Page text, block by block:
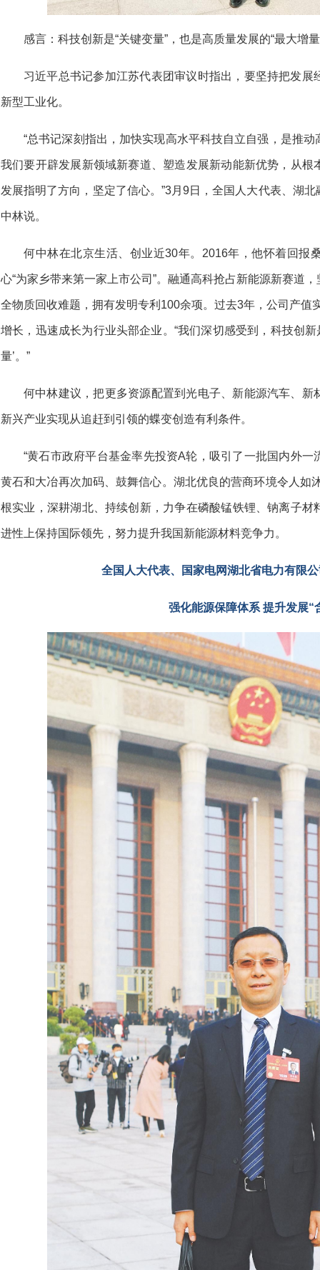
感言： 科技创新是“关键变量”，也是高质量发展的“最大增
习近平总书记参加江苏代表团审议时指出，要坚持把发
新型工业化。
“总书记深刻指出，加快实现高水平科技自立自强，是推
我们要开辟发展新领域新赛道、塑造发展新动能新优势，从
发展指明了方向，坚定了信心。”3月9日，全国人大代表、湖
中林说。
何中林在北京生活、创业近30年。2016年，他怀着回报
心“为家乡带来第一家上市公司”。融通高科抢占新能源新赛道
全物质回收难题，拥有发明专利100余项。过去3年，公司产值
增长，迅速成长为行业头部企业。“我们深切感受到，科技创新
量’。”
何中林建议，把更多资源配置到光电子、新能源汽车、
新兴产业实现从追赶到引领的蝶变创造有利条件。
“黄石市政府平台基金率先投资A轮，吸引了一批国内外
黄石和大冶再次加码、鼓舞信心。湖北优良的营商环境令人如
根实业，深耕湖北、持续创新，力争在磷酸锰铁锂、钠离子
进性上保持国际领先，努力提升我国新能源材料竞争力。
全国人大代表、国家电网湖北省电力有限
强化能源保障体系 提升发展“